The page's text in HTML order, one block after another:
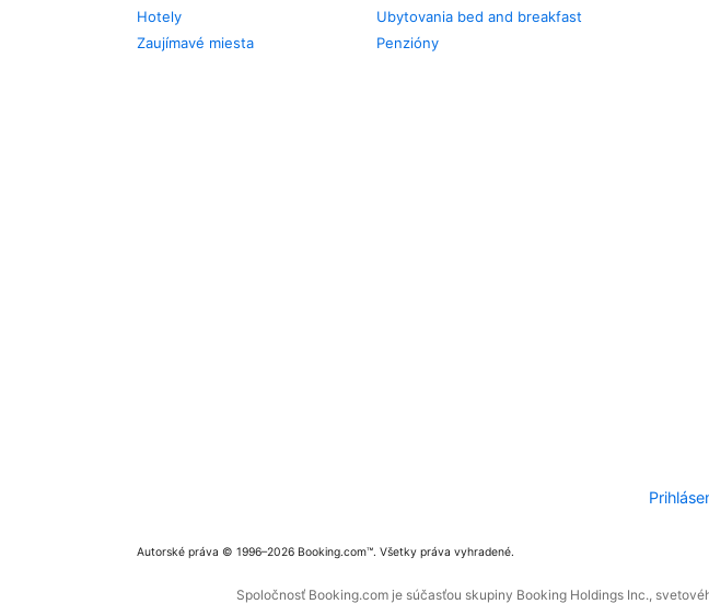
Hotely
Zaujímavé miesta
Ubytovania bed and breakfast
Penzióny
Autorské práva © 1996–2026 Booking.com™. Všetky práva vyhradené.
Spoločnosť Booking.com je súčasťou skupiny Booking Holdings Inc.,